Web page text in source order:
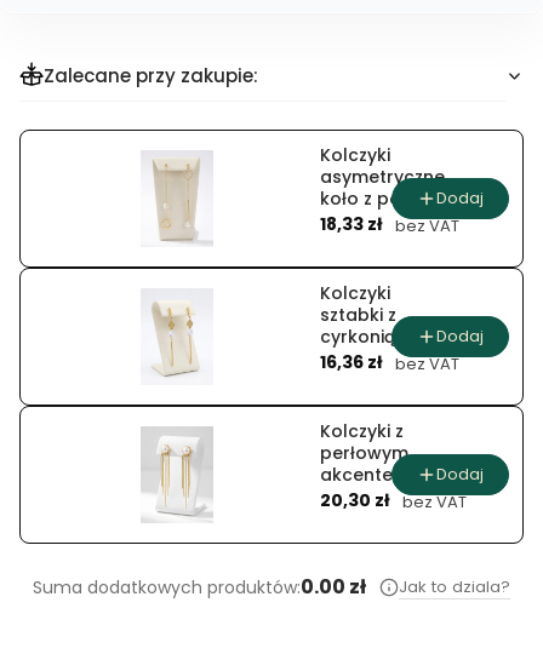
Zalecane przy zakupie:
Kolczyki
asymetryczne
koło z perłą i
cyrkoniami
Cena
18,33 zł bez VAT
Dodaj
Kolczyki
sztabki z
cyrkonią i
smukłym
Cena
16,36 zł bez VAT
Dodaj
Kolczyki z
perłowym
akcentem i
długimi
Cena
20,30 zł bez VAT
Dodaj
Suma dodatkowych produktów:0.00 zł Jak to dziala?